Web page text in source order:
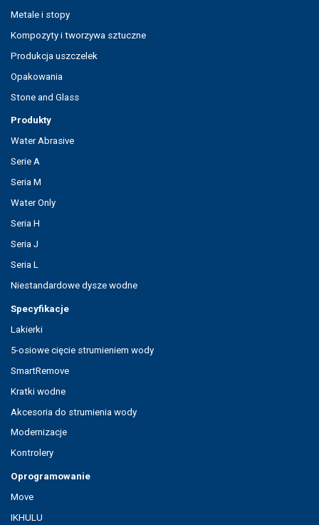
Metale i stopy
Kompozyty i tworzywa sztuczne
Produkcja uszczelek
Opakowania
Stone and Glass
Produkty
Water Abrasive
Serie A
Seria M
Water Only
Seria H
Seria J
Seria L
Niestandardowe dysze wodne
Specyfikacje
Lakierki
5-osiowe cięcie strumieniem wody
SmartRemove
Kratki wodne
Akcesoria do strumienia wody
Modernizacje
Kontrolery
Oprogramowanie
Move
IKHULU